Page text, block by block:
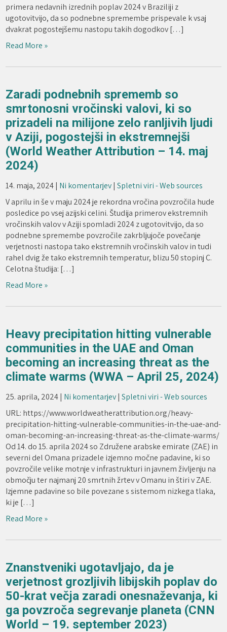
primera nedavnih izrednih poplav 2024 v Braziliji z
ugotovitvijo, da so podnebne spremembe prispevale k vsaj
dvakrat pogostejšemu nastopu takih dogodkov […]
Read More »
Zaradi podnebnih sprememb so
smrtonosni vročinski valovi, ki so
prizadeli na milijone zelo ranljivih ljudi
v Aziji, pogostejši in ekstremnejši
(World Weather Attribution – 14. maj
2024)
14. maja, 2024| Ni komentarjev|Spletni viri - Web sources
V aprilu in še v maju 2024 je rekordna vročina povzročila hude
posledice po vsej azijski celini. Študija primerov ekstremnih
vročinskih valov v Aziji spomladi 2024 z ugotovitvijo, da so
podnebne spremembe povzročile zakrbljujoče povečanje
verjetnosti nastopa tako ekstremnih vročinskih valov in tudi
rahel dvig že tako ekstremnih temperatur, blizu 50 stopinj C.
Celotna študija: […]
Read More »
Heavy precipitation hitting vulnerable
communities in the UAE and Oman
becoming an increasing threat as the
climate warms (WWA – April 25, 2024)
25. aprila, 2024| Ni komentarjev|Spletni viri - Web sources
URL: https://www.worldweatherattribution.org/heavy-
precipitation-hitting-vulnerable-communities-in-the-uae-and-
oman-becoming-an-increasing-threat-as-the-climate-warms/
Od 14. do 15. aprila 2024 so Združene arabske emirate (ZAE) in
severni del Omana prizadele izjemno močne padavine, ki so
povzročile velike motnje v infrastrukturi in javnem življenju na
območju ter najmanj 20 smrtnih žrtev v Omanu in štiri v ZAE.
Izjemne padavine so bile povezane s sistemom nizkega tlaka,
ki je […]
Read More »
Znanstveniki ugotavljajo, da je
verjetnost grozljivih libijskih poplav do
50-krat večja zaradi onesnaževanja, ki
ga povzroča segrevanje planeta (CNN
World – 19. september 2023)